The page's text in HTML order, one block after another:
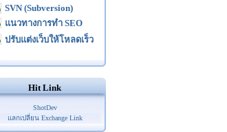
SVN (Subversion)
แนวทางการทำ SEO
ปรับแต่งเว็บให้โหลดเร็ว
Hit Link
ShotDev
แลกเปลี่ยน Exchange Link